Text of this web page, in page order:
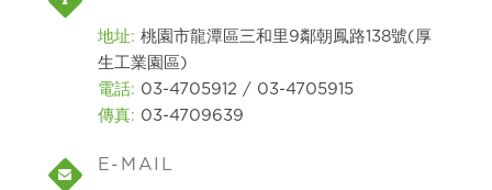
地址: 桃園市龍潭區三和里9鄰朝鳳路138號(厚
生工業園區)
電話: 03-4705912 / 03-4705915
傳真: 03-4709639
E-MAIL